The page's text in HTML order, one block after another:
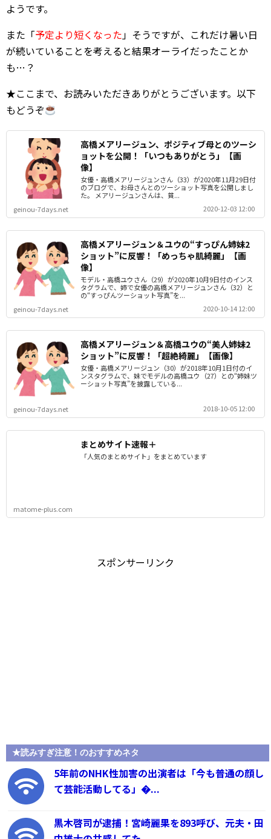
ようです。
また「予定より短くなった」そうですが、これだけ暑い日
が続いていることを考えると結果オーライだったことか
も…？
★ここまで、お読みいただきありがとうございます。以下
もどうぞ
高橋メアリージュン、ポジティブ母とのツーシ
ョットを公開！「いつもありがとう」【画
像】
女優・高橋メアリージュンさん（33）が2020年11月29日付
のブログで、お母さんとのツーショット写真を公開しまし
た。 メアリージュンさんは、貧...
geinou-7days.net
2020-12-03 12:00
高橋メアリージュン＆ユウの“すっぴん姉妹2
ショット”に反響！「めっちゃ肌綺麗」【画
像】
モデル・高橋ユウさん（29）が2020年10月9日付のインス
タグラムで、姉で女優の高橋メアリージュンさん（32）と
の“すっぴんツーショット写真”を...
geinou-7days.net
2020-10-14 12:00
高橋メアリージュン＆高橋ユウの“美人姉妹2
ショット”に反響！「超絶綺麗」【画像】
女優・高橋メアリージュン（30）が2018年10月1日付のイ
ンスタグラムで、妹でモデルの高橋ユウ（27）との“姉妹ツ
ーショット写真”を披露している...
geinou-7days.net 2018-10-05 12:00
まとめサイト速報＋
「人気のまとめサイト」をまとめています
matome-plus.com
スポンサーリンク
★読みすぎ注意！のおすすめネタ
5年前のNHK性加害の出演者は「今も普通の顔し
て芸能活動してる」�...
黒木啓司が逮捕！宮崎麗果を893呼び、元夫・田